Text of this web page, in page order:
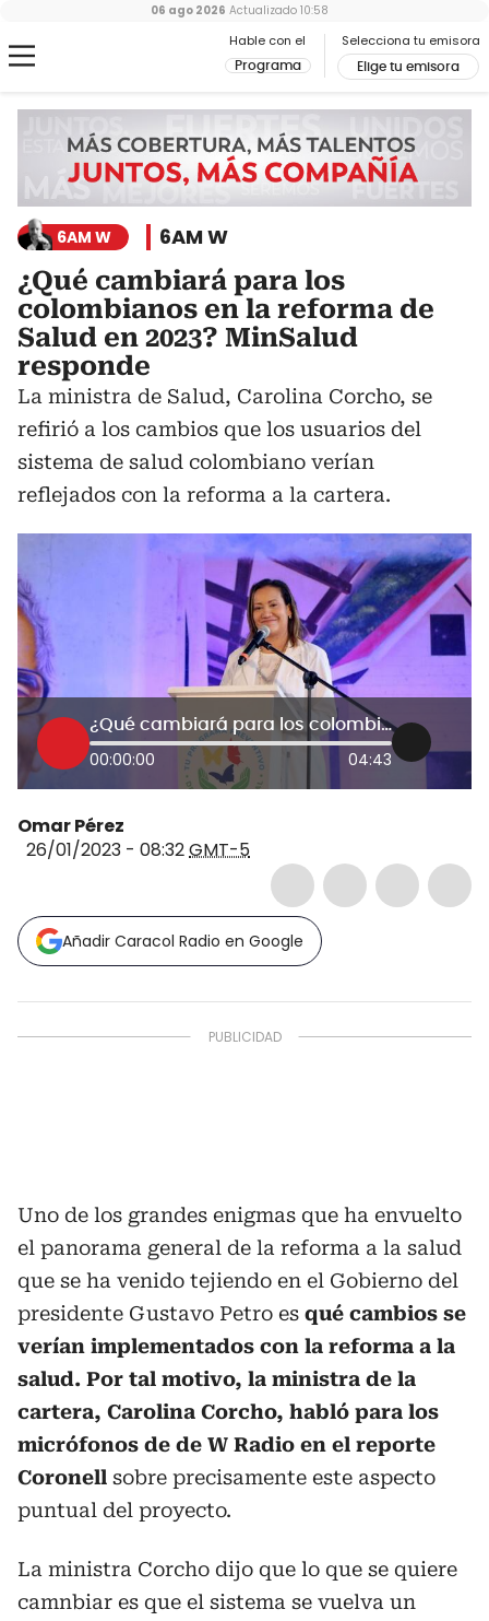
Hable con el
Programa
Selecciona tu emisora
Elige tu emisora
06 ago 2026 Actualizado 10:58
6AM W 6AM W
¿Qué cambiará para los
colombianos en la reforma de
Salud en 2023? MinSalud
responde
La ministra de Salud, Carolina Corcho, se
refirió a los cambios que los usuarios del
sistema de salud colombiano verían
reflejados con la reforma a la cartera.
¿Qué cambiará para los colombianos en la reforma de Salud de Colombia en 2023?
00:00:00 04:43
Omar Pérez
26/01/2023 - 08:32GMT-5
Añadir Caracol Radio en Google
Uno de los grandes enigmas que ha envuelto
el panorama general de la reforma a la salud
que se ha venido tejiendo en el Gobierno del
presidente Gustavo Petro es qué cambios se
verían implementados con la reforma a la
salud. Por tal motivo, la ministra de la
cartera, Carolina Corcho, habló para los
micrófonos de de W Radio en el reporte
Coronell sobre precisamente este aspecto
puntual del proyecto.
La ministra Corcho dijo que lo que se quiere
camnbiar es que el sistema se vuelva un